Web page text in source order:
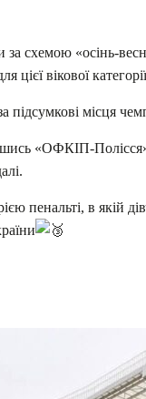
схемою «осінь-
вікової
місця
«ОФКІП-
пенальті, в якій